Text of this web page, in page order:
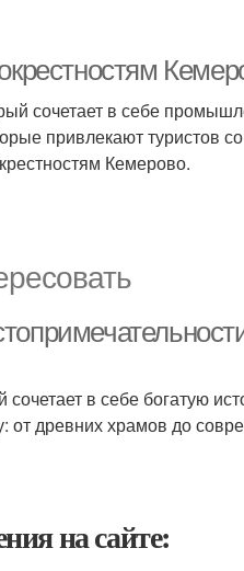
сочетает в себе
привлекают туристов
Кемерово.
в себе богатую
от древних храмов до
на сайте: